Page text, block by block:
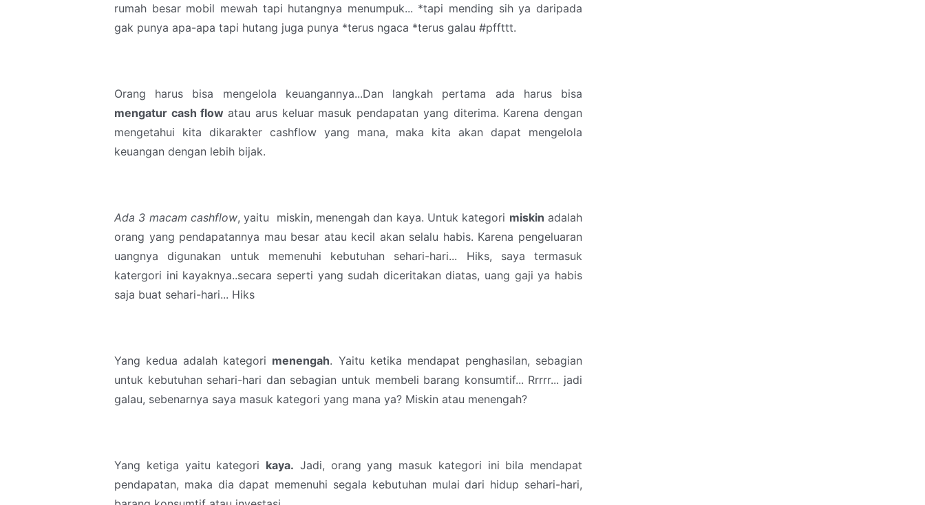
rumah besar mobil mewah tapi hutangnya menumpuk... *tapi mending sih ya daripada
gak punya apa-apa tapi hutang juga punya *terus ngaca *terus galau #pffttt.
Orang harus bisa mengelola keuangannya...Dan langkah pertama ada harus bisa
mengatur cash flowatau arus keluar masuk pendapatan yang diterima. Karena dengan
mengetahui kita dikarakter cashflow yang mana, maka kita akan dapat mengelola
keuangan dengan lebih bijak.
Ada 3 macam cashflow, yaitu miskin, menengah dan kaya. Untuk kategori miskin adalah
orang yang pendapatannya mau besar atau kecil akan selalu habis. Karena pengeluaran
uangnya digunakan untuk memenuhi kebutuhan sehari-hari... Hiks, saya termasuk
katergori ini kayaknya..secara seperti yang sudah diceritakan diatas, uang gaji ya habis
saja buat sehari-hari... Hiks
Yang kedua adalah kategori menengah. Yaitu ketika mendapat penghasilan, sebagian
untuk kebutuhan sehari-hari dan sebagian untuk membeli barang konsumtif... Rrrrr... jadi
galau, sebenarnya saya masuk kategori yang mana ya? Miskin atau menengah?
Yang ketiga yaitu kategori kaya. Jadi, orang yang masuk kategori ini bila mendapat
pendapatan, maka dia dapat memenuhi segala kebutuhan mulai dari hidup sehari-hari,